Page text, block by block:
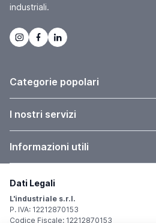
industriali.
Categorie popolari
I nostri servizi
Informazioni utili
Dati Legali
L'industriale s.r.l.
P. IVA: 12212870153
Codice Fiscale: 12212870153